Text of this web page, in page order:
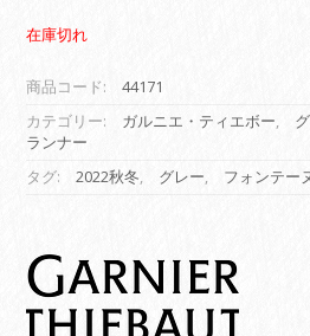
在庫切れ
商品コード:
44171
カテゴリー:
ガルニエ・ティエボー,
ランナー
タグ:
2022秋冬, グレー, フォンテー